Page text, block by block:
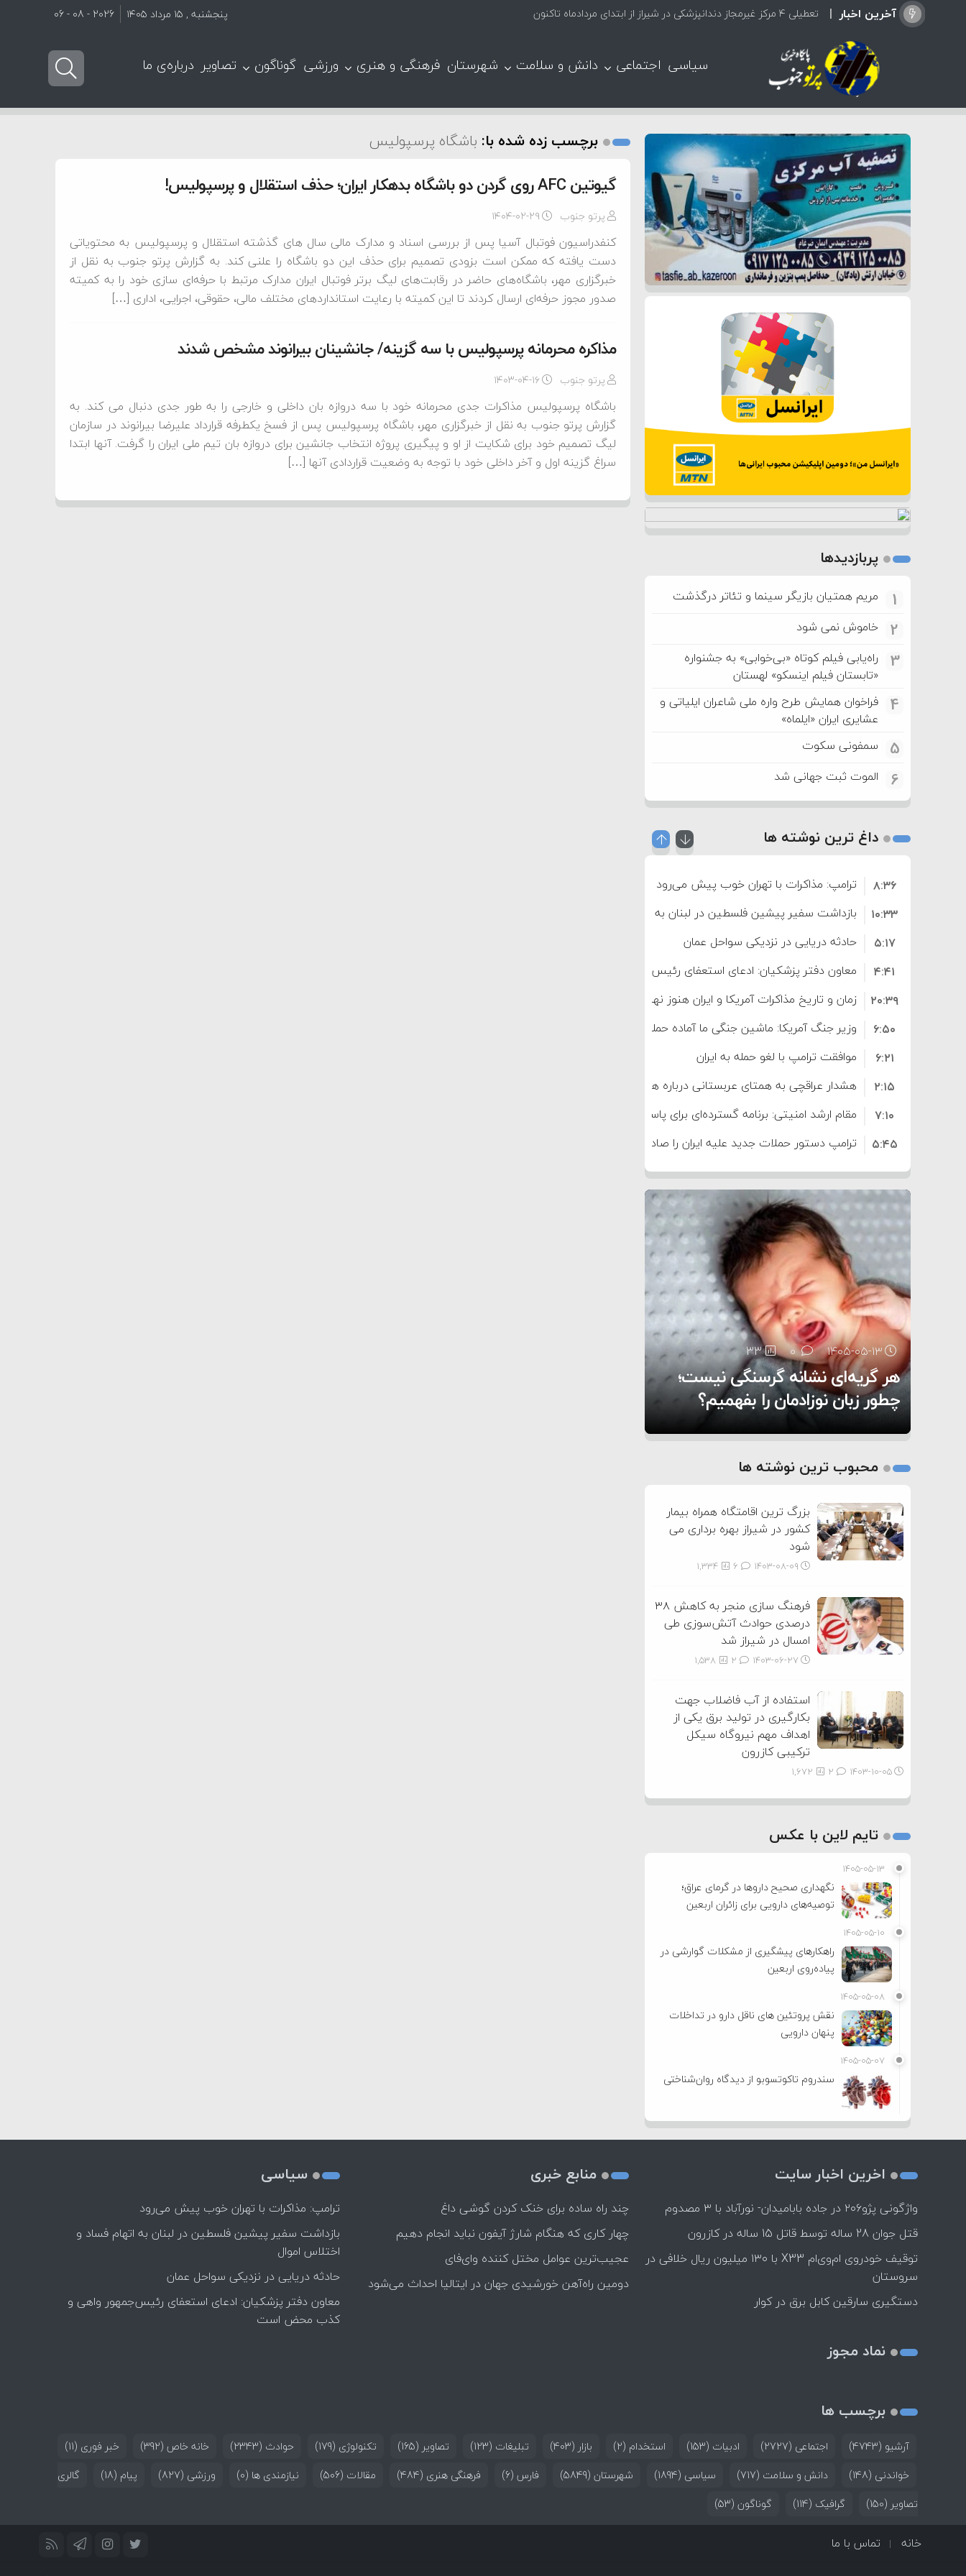
آخرین اخبار تعطیلی ۴ مرکز غیرمجاز دندانپزشکی در شیراز از ابتدای مردادماه تاکنون پنجشنبه , ۱۵ مرداد ۱۴۰۵ 2026 - 08 - 06
سیاسی اجتماعی دانش و سلامت شهرستان فرهنگی و هنری ورزشی گوناگون تصاویر درباره‌ی ما
برچسب زده شده با: باشگاه پرسپولیس
گیوتین AFC روی گردن دو باشگاه بدهکار ایران؛ حذف استقلال و پرسپولیس!
پرتو جنوب ۱۴۰۴-۰۲-۲۹
کنفدراسیون فوتبال آسیا پس از بررسی اسناد و مدارک مالی سال های گذشته استقلال و پرسپولیس به محتویاتی
دست یافته که ممکن است بزودی تصمیم برای حذف این دو باشگاه را علنی کند. به گزارش پرتو جنوب به نقل از
خبرگزاری مهر، باشگاه‌های حاضر در رقابت‌های لیگ برتر فوتبال ایران مدارک مرتبط با حرفه‌ای سازی خود را به کمیته
صدور مجوز حرفه‌ای ارسال کردند تا این کمیته با رعایت استانداردهای مختلف مالی، حقوقی، اجرایی، اداری […]
مذاکره محرمانه پرسپولیس با سه گزینه/ جانشینان بیرانوند مشخص شدند
پرتو جنوب ۱۴۰۳-۰۴-۱۶
باشگاه پرسپولیس مذاکرات جدی محرمانه خود با سه دروازه بان داخلی و خارجی را به طور جدی دنبال می کند. به
گزارش پرتو جنوب به نقل از خبرگزاری مهر، باشگاه پرسپولیس پس از فسخ یکطرفه قرارداد علیرضا بیرانوند در سازمان
لیگ تصمیم خود برای شکایت از او و پیگیری پروژه انتخاب جانشین برای دروازه بان تیم ملی ایران را گرفت. آنها ابتدا
سراغ گزینه اول و آخر داخلی خود با توجه به وضعیت قراردادی آنها […]
پربازدیدها
1 مریم همتیان بازیگر سینما و تئاتر درگذشت
2 خاموش نمی شود
3
راه‌یابی فیلم کوتاه «بی‌خوابی» به جشنواره
«تابستان فیلم اینسکو» لهستان
4
فراخوان همایش طرح واره ملی شاعران ایلیاتی و
عشایری ایران «ایلماه»
5 سمفونی سکوت
6 الموت ثبت جهانی شد
داغ ترین نوشته ها
ترامپ: مذاکرات با تهران خوب پیش می‌رود
۸:۳۶
بازداشت سفیر پیشین فلسطین در لبنان به اتهام فساد و اختلاس اموال
۱۰:۳۳
حادثه دریایی در نزدیکی سواحل عمان
۵:۱۷
معاون دفتر پزشکیان: ادعای استعفای رئیس‌جمهور واهی و کذب محض
است
۴:۴۱
زمان و تاریخ مذاکرات آمریکا و ایران هنوز نهایی نشده است
۲۰:۳۹
وزیر جنگ آمریکا: ماشین جنگی ما آماده حمله نظامی علیه ایران است
۶:۵۰
موافقت ترامپ با لغو حمله به ایران
۶:۲۱
هشدار عراقچی به همتای عربستانی درباره همراهی با آمریکا
۲:۱۵
مقام ارشد امنیتی: برنامه گسترده‌ای برای پاسخ به دیوانگی آمریکا داریم
۷:۱۰
ترامپ دستور حملات جدید علیه ایران را صادر کرد
۵:۴۵
سپاه: دو نفتکش متخلف مورد اصابت قرار گرفته و متوقف شدند
۱۲:۵۹
ترامپ مدعی توافق تاریخی برای خلع سلاح کامل حماس شد
۸:۵۷
اعتراض عراقچی به همتای بلغارستانی به دلیل کمک به آمریکا در حملات به
ایران
۱۶:۱۹
کشورهایی که به متجاوزان کمک می کنند پاسخ سختی خواهند گرفت
۱۰:۱۵
سنتکام پایان تجاوز جدید به ایران را اعلام کرد
۶:۰۵
۱۴۰۵-۰۵-۱۳ 0
33
هر گریه‌ای نشانه گرسنگی نیست؛
چطور زبان نوزادمان را بفهمیم؟
۱۴۰۵-۰۵-۱۲ 0
24
تغذیه پدر می‌تواند بر سلامت نوزاد
تأثیر بگذارد
۱۴۰۵-۰۵-۱۲ 0
11
روی دیگر زندگی
2
محبوب ترین نوشته ها
بزرگ ترین اقامتگاه همراه بیمار
کشور در شیراز بهره برداری می
شود
۱۴۰۳-۰۸-۰۹ 1,334
فرهنگ سازی منجر به کاهش ۳۸
درصدی حوادث آتش‌سوزی طی
امسال در شیراز شد
۱۴۰۳-۰۶-۲۷ 1,538
استفاده از آب فاضلاب جهت
بکارگیری در تولید برق یکی از
اهداف مهم نیروگاه سیکل
ترکیبی کازرون
۱۴۰۳-۱۰-۰۵ 1,672
تایم لاین با عکس
۱۴۰۵-۰۵-۱۳
نگهداری صحیح داروها در گرمای عراق؛
توصیه‌های دارویی برای زائران اربعین
۱۴۰۵-۰۵-۱۰
راهکارهای پیشگیری از مشکلات گوارشی در
پیاده‌روی اربعین
۱۴۰۵-۰۵-۰۸
نقش پروتئین های ناقل دارو در تداخلات
پنهان دارویی
۱۴۰۵-۰۵-۰۷
سندروم تاکوتسوبو از دیدگاه روان‌شناختی
اخرین اخبار سایت
واژگونی پژو۲۰۶ در جاده بابامیدان- نورآباد با ۳ مصدوم
قتل جوان 28 ساله توسط قاتل 15 ساله در کازرون
توقیف خودروی ام‌وی‌ام X33 با ۱۳۰ میلیون ریال خلافی در
سروستان
دستگیری سارقین کابل برق در کوار
نماد مجوز
منابع خبری
چند راه‌ ساده برای خنک کردن گوشی داغ
چهار کاری که هنگام شارژ آیفون نباید انجام دهیم
عجیب‌ترین عوامل مختل کننده وای‌فای
دومین راه‌آهن خورشیدی جهان در ایتالیا احداث می‌شود
سیاسی
ترامپ: مذاکرات با تهران خوب پیش می‌رود
بازداشت سفیر پیشین فلسطین در لبنان به اتهام فساد و
اختلاس اموال
حادثه دریایی در نزدیکی سواحل عمان
معاون دفتر پزشکیان: ادعای استعفای رئیس‌جمهور واهی و
کذب محض است
برچسب ها
آرشیو (4743) اجتماعی (2727) ادبیات (153) استخدام (2) بازار (403) تبلیغات (123) تصاویر (165) تکنولوژی (179) حوادث (2343) خانه خاص (392) خبر فوری (11)
خواندنی (148) دانش و سلامت (717) سیاسی (1894) شهرستان (5849) فارس (6) فرهنگی هنری (484) مقالات (506) نیازمندی ها (0) ورزشی (827) پیام (18)
گالری
تصاویر (150) گرافیک (114) گوناگون (53)
خانه تماس با ما